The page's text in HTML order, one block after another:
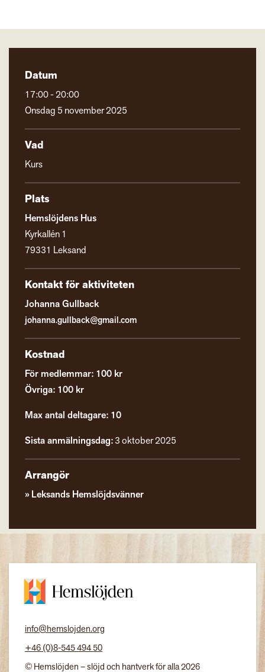
Datum
17:00 - 20:00
Onsdag 5 november 2025
Vad
Kurs
Plats
Hemslöjdens Hus
Kyrkallén 1
79331 Leksand
Kontakt för aktiviteten
Johanna Gullback
johanna.gullback@gmail.com
Kostnad
För medlemmar: 100 kr
Övriga: 100 kr
Max antal deltagare: 10
Sista anmälningsdag:3 oktober 2025
Arrangör
Leksands Hemslöjdsvänner
info@hemslojden.org
+46 (0)8-545 494 50
© Hemslöjden – slöjd och hantverk för alla 2026